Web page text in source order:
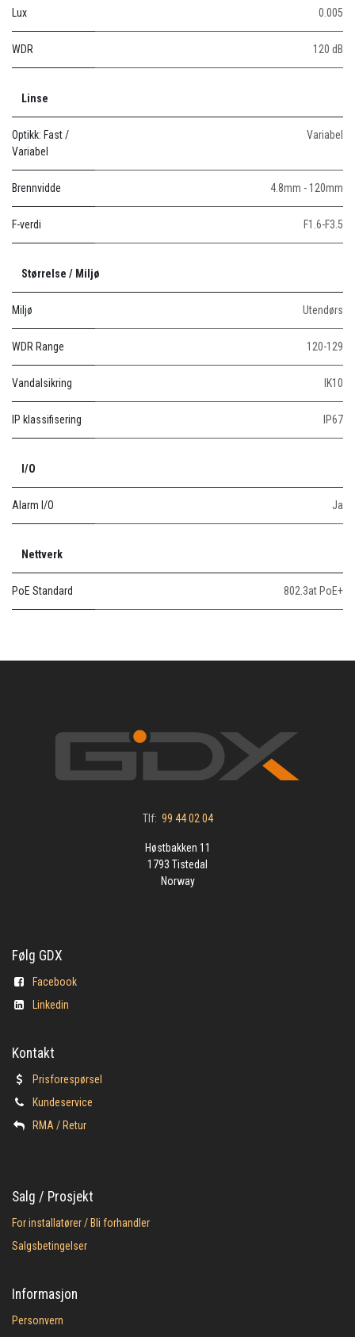
Lux 0.005
WDR 120 dB
Linse
Optikk: Fast /
Variabel
Variabel
Brennvidde 4.8mm - 120mm
F-verdi F1.6-F3.5
Størrelse / Miljø
Miljø Utendørs
WDR Range 120-129
Vandalsikring IK10
IP klassifisering IP67
I/O
Alarm I/O Ja
Nettverk
PoE Standard 802.3at PoE+
Tlf: 99 44 02 04
Høstbakken 11
1793 Tistedal
Norway
Følg GDX
Facebook
Linkedin
Kontakt
Prisforespørsel
Kundeservice
​RMA / Retur
Salg / Prosjekt
For installatører / Bli forhandler
Salgsbetingelser
Informasjon
Personvern